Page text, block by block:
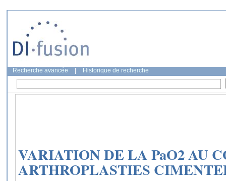
Recherche avancée Historique de recherche
VARIATION DE LA PaO2 AU
ARTHROPLASTIES